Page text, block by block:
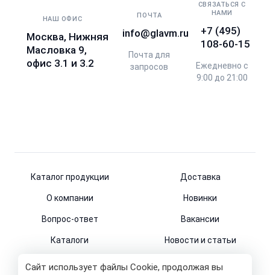
Сайт использует файлы Cookie, продолжая вы
НАШ ОФИС
Москва, Нижняя
Масловка 9,
офис 3.1 и 3.2
ПОЧТА
info@glavm.ru
Почта для
запросов
СВЯЗАТЬСЯ С
НАМИ
+7 (495)
108-60-15
Ежедневно с
9:00 до 21:00
Каталог продукции Доставка
О компании Новинки
Вопрос-ответ Вакансии
Каталоги Новости и статьи